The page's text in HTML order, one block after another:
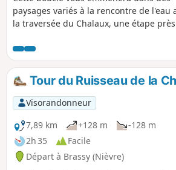
paysages variés à la rencontre de l'eau
la traversée du Chalaux, une étape
Lac de Chaumeçon et de multiples petits
ruisseaux, par-dessus lesquels il vous
faudra parfois sauter ! Vous traverserez
aussi plusieurs hameaux. Alternance de
sous-bois et de passages plus ouverts. La
randonnée peut se faire dans les deux
À part les 200 premiers mètres sur la
randonnée ne passe que par des petites
routes communales généralement peu
fréquentées et par des chemins.
Tour du Ruisseau de la
Visorandonneur
7,89 km
+128 m
-128 m
2h 35
Facile
Départ à Brassy (Nièvre)